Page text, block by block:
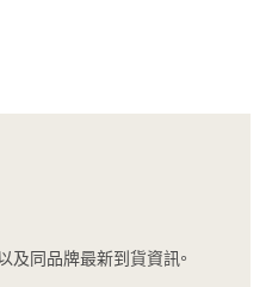
及同品牌最新到貨資訊。